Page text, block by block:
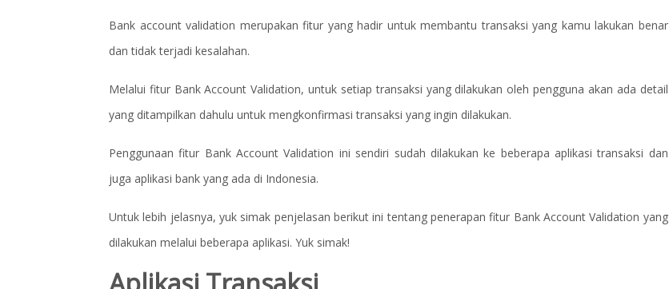
Bank account validation merupakan fitur yang hadir untuk membantu transaksi yang kamu lakukan benar
dan tidak terjadi kesalahan.
Melalui fitur Bank Account Validation, untuk setiap transaksi yang dilakukan oleh pengguna akan ada detail
yang ditampilkan dahulu untuk mengkonfirmasi transaksi yang ingin dilakukan.
Penggunaan fitur Bank Account Validation ini sendiri sudah dilakukan ke beberapa aplikasi transaksi dan
juga aplikasi bank yang ada di Indonesia.
Untuk lebih jelasnya, yuk simak penjelasan berikut ini tentang penerapan fitur Bank Account Validation yang
dilakukan melalui beberapa aplikasi. Yuk simak!